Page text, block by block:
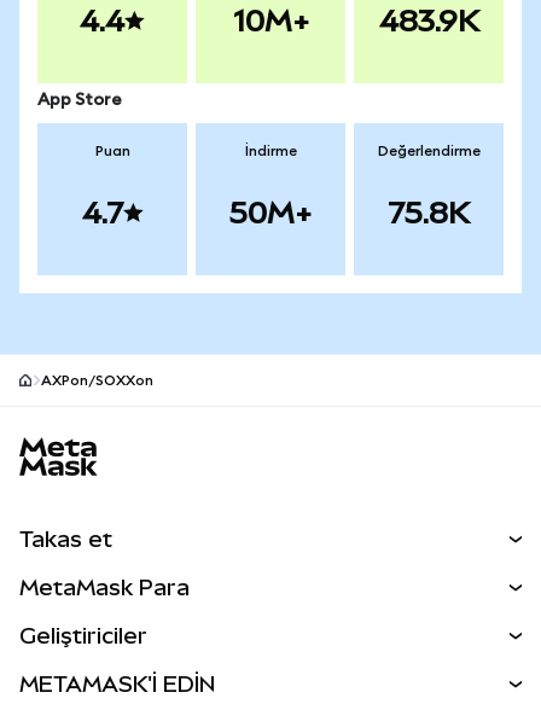
4.4 10M+ 483.9K
App Store
Puan
4.7
İndirme
50M+
Değerlendirme
75.8K
AXPon/SOXXon
Takas et
Perps
RWA'lar
MetaMask Para
Geliştiriciler
METAMASK'İ EDİN